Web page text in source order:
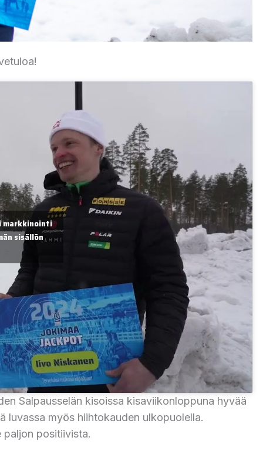
markkinointi
sisällön
Salpausselän kisoissa kisaviikonloppuna hyvää
luvassa myös hiihtokauden ulkopuolella.
paljon positiivista.